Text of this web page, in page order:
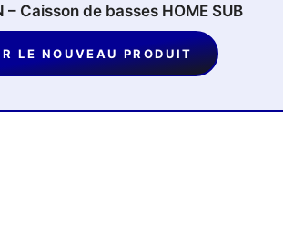
– Caisson de basses HOME SUB
LE NOUVEAU PRODUIT